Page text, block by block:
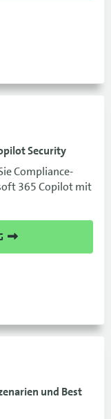
Security
Compliance-
365 Copilot mit
und Best